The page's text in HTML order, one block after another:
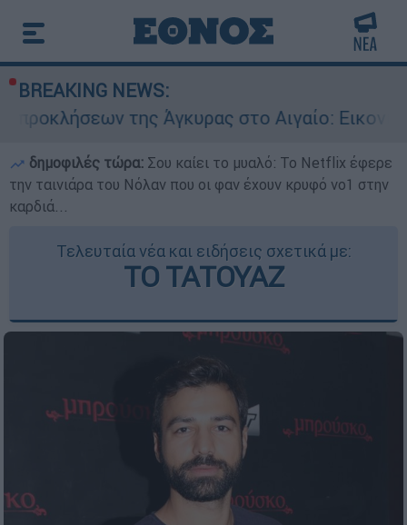
BREAKING NEWS:
Άγκυρας στο Αιγαίο: Εικονική αερομαχία
δημοφιλές τώρα: Σου καίει το μυαλό: Το Netflix έφερε
την ταινιάρα του Νόλαν που οι φαν έχουν κρυφό νο1 στην
καρδιά...
Τελευταία νέα και ειδήσεις σχετικά με:
ΤΟ ΤΑΤΟΥΑΖ